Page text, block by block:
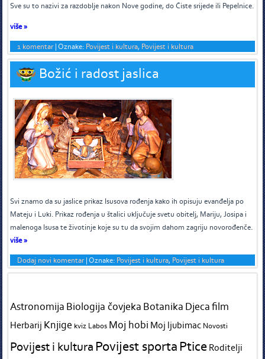
Sve su to nazivi za razdoblje nakon Nove godine, do Čiste srijede ili Pepelnice.
više »
1 komentar|Oznake: Povijest i kultura, Povijest i kultura
Božić i radost jaslica
Svi znamo da su jaslice prikaz Isusova rođenja kako ih opisuju evanđelja po
Mateju i Luki. Prikaz rođenja u štalici uključuje svetu obitelj, Mariju, Josipa i
malenoga Isusa te životinje koje su tu da svojim dahom zagriju novorođenče.
više »
Dodaj novi komentar|Oznake: Povijest i kultura, Povijest i kultura
Astronomija Biologija čovjeka Botanika Djeca film
Herbarij Knjige kviz Labos Moj hobi Moj ljubimac Novosti
Povijest i kultura Povijest sportaPtice Roditelji